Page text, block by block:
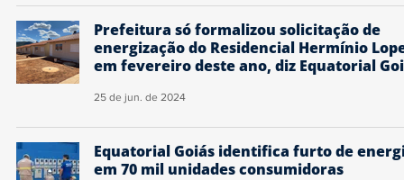
Prefeitura só formalizou solicitação de
energização do Residencial Hermínio
em fevereiro deste ano, diz Equatorial
25 de jun. de 2024
Equatorial Goiás identifica furto de
em 70 mil unidades consumidoras